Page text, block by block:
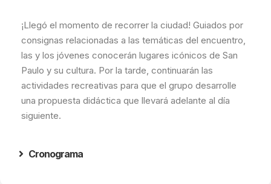
¡Llegó el momento de recorrer la ciudad! Guiados por
consignas relacionadas a las temáticas del encuentro,
las y los jóvenes conocerán lugares icónicos de San
Paulo y su cultura. Por la tarde, continuarán las
actividades recreativas para que el grupo desarrolle
una propuesta didáctica que llevará adelante al día
siguiente.
Cronograma